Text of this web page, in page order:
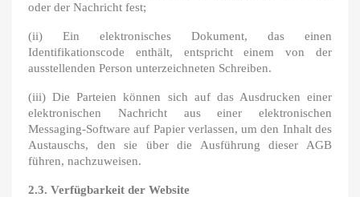
oder der Nachricht fest;
(ii) Ein elektronisches Dokument, das einen
Identifikationscode enthält, entspricht einem von der
ausstellenden Person unterzeichneten Schreiben.
(iii) Die Parteien können sich auf das Ausdrucken einer
elektronischen Nachricht aus einer elektronischen
Messaging-Software auf Papier verlassen, um den Inhalt des
Austauschs, den sie über die Ausführung dieser AGB
führen, nachzuweisen.
2.3. Verfügbarkeit der Website